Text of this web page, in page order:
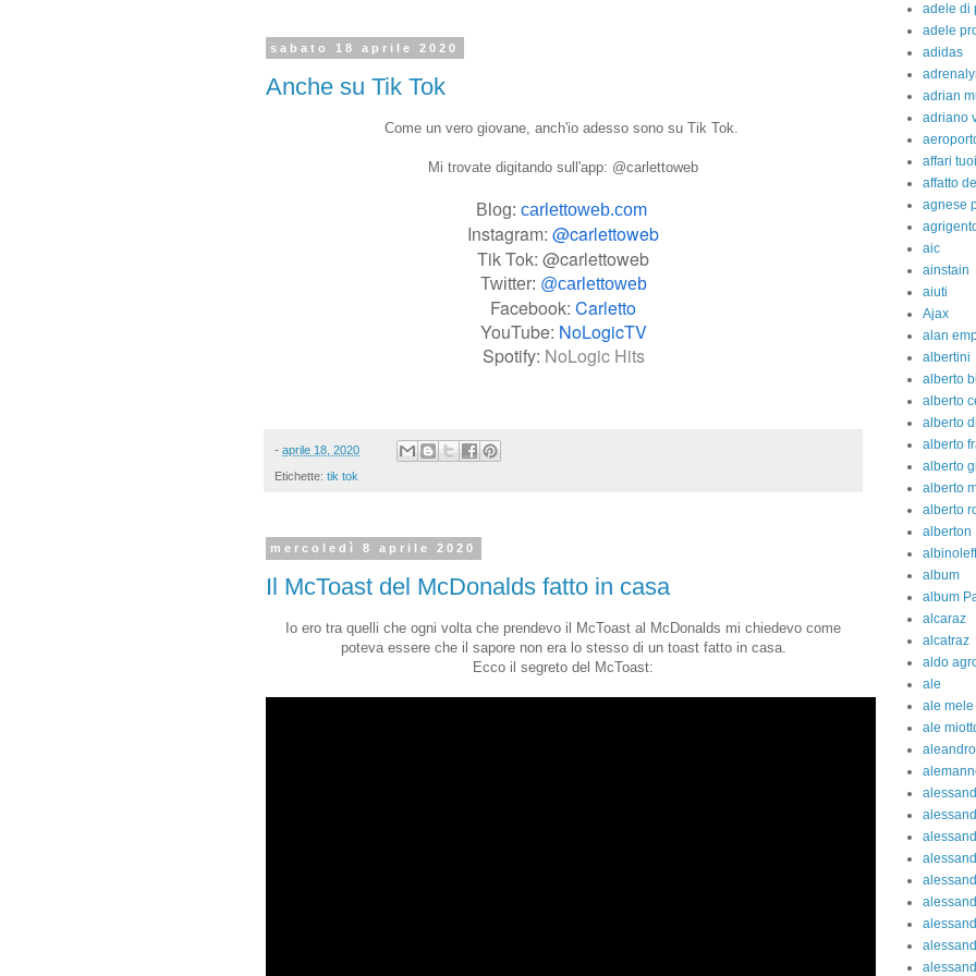
sabato 18 aprile 2020
Anche su Tik Tok
Come un vero giovane, anch'io adesso sono su Tik Tok.
Mi trovate digitando sull'app: @carlettoweb
Blog: carlettoweb.com
Instagram: @carlettoweb
Tik Tok: @carlettoweb
Twitter: @carlettoweb
Facebook: Carletto
YouTube: NoLogicTV
Spotify: NoLogic Hits
- aprile 18, 2020
Etichette: tik tok
mercoledì 8 aprile 2020
Il McToast del McDonalds fatto in casa
Io ero tra quelli che ogni volta che prendevo il McToast al McDonalds mi chiedevo come
poteva essere che il sapore non era lo stesso di un toast fatto in casa.
Ecco il segreto del McToast:
adele di
adele
adidas
adrian
adriano
affari tuoi
affatto
agnese
aic
ainstain
aiuti
Ajax
alan
albertini
alberto
alberto
alberto
alberto
alberto
alberto
alberto
alberton
album
album
alcaraz
alcatraz
aldo
ale
ale mele
ale